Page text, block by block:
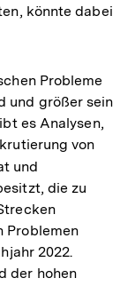
könnte dabei
Probleme
und größer sein
es Analysen,
von
und
die zu
Problemen
2022.
der hohen